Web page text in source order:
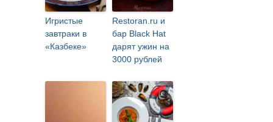
Игристые
завтраки в
«Казбеке»
Restoran.ru и
бар Black Hat
дарят ужин на
3000 рублей